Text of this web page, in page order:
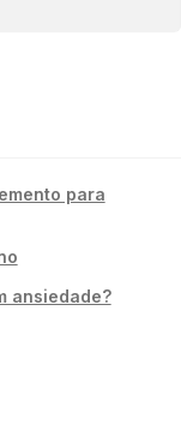
para
ansiedade?